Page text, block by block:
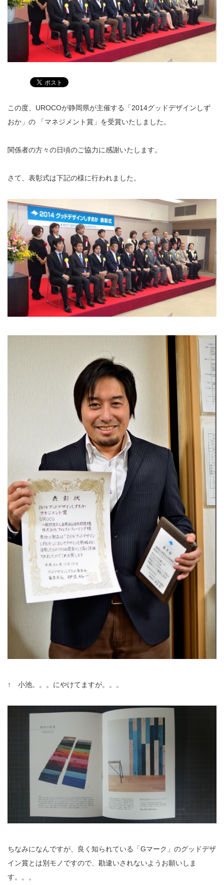
この度、UROCOが静岡県が主催する「2014グッドデザインしず
おか」の 「マネジメント賞」を受賞いたしました。
関係者の方々の日頃のご協力に感謝いたします。
さて、表彰式は下記の様に行われました。
↑ 小池。。。にやけてますが。。。
ちなみになんですが、良く知られている「Gマーク」のグッドデザ
イン賞とは別モノですので、勘違いされないようお願いしま
す。。。